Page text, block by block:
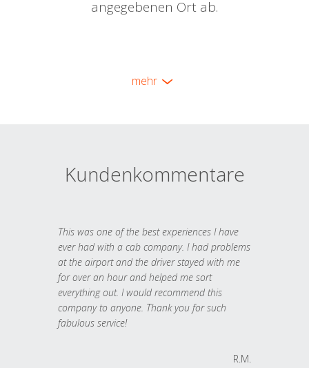
angegebenen Ort ab.
mehr
Kundenkommentare
This was one of the best experiences I have
ever had with a cab company. I had problems
at the airport and the driver stayed with me
for over an hour and helped me sort
everything out. I would recommend this
company to anyone. Thank you for such
fabulous service!
R.M.